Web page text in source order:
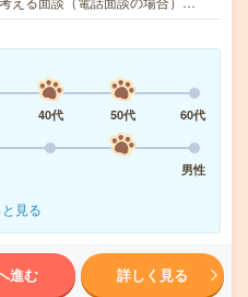
40代 50代
60代
男性
見る
進む 詳しく見る